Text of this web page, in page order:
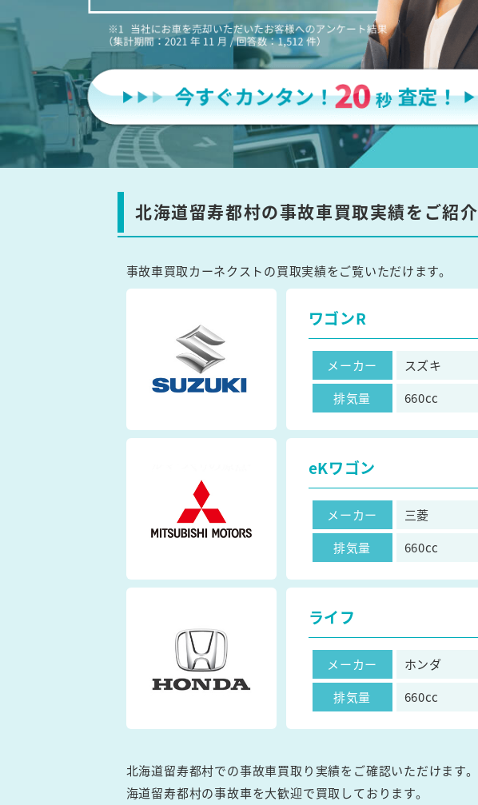
北海道留寿都村の事故車買取実績をご紹介
事故車買取カーネクストの買取実績をご覧いただけます。
ワゴンR
メーカー スズキ
排気量
660cc
eKワゴン
メーカー 三菱
排気量
660cc
ライフ
メーカー ホンダ
排気量
660cc
北海道留寿都村での事故車買取り実績をご確認いただけます。
海道留寿都村の事故車を大歓迎で買取しております。